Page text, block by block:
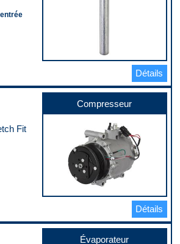
Détails
Fit
Compresseur
Détails
Évaporateur